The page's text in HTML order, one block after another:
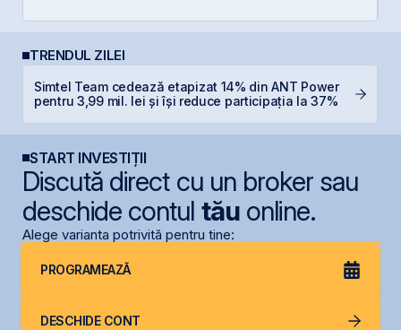
TRENDUL ZILEI
Simtel Team cedează etapizat 14% din ANT Power
pentru 3,99 mil. lei și își reduce participația la 37%
START INVESTIȚII
Discută direct cu un broker sau
deschide contul tăuonline.
Alege varianta potrivită pentru tine:
PROGRAMEAZĂ
DESCHIDE CONT